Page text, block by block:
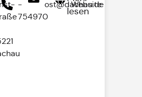
-
754970
ost@dachau.de
Website
lesen